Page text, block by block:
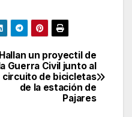
Hallan un proyectil de
la Guerra Civil junto al
circuito de bicicletas
de la estación de
Pajares